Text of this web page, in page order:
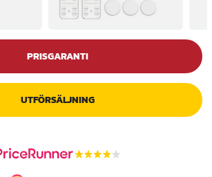
PRISGARANTI
UTFÖRSÄLJNING